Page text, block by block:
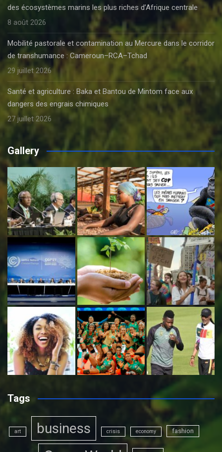
des écosystèmes marins les plus riches d’Afrique centrale
8 août 2026
Mobilité pastorale et contamination au Mercure dans le corridor
de transhumance : Cameroun–RCA–Tchad
29 juillet 2026
Santé et agriculture : Baka et Bantou de Mintom face aux
dangers des engrais chimiques
27 juillet 2026
Gallery
Tags
art business crisis economy fashion